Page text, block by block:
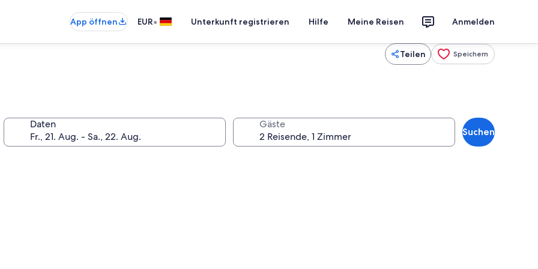
App öffnen EUR• Unterkunft registrieren Hilfe Meine Reisen Anmelden
Teilen Speichern
Daten Gäste
Suchen